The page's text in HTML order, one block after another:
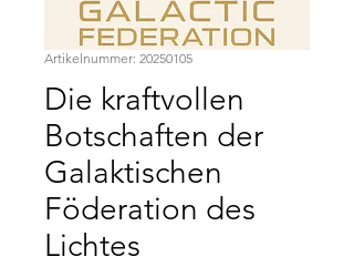
Artikelnummer: 20250105
Die kraftvollen
Botschaften der
Galaktischen
Föderation des
Lichtes